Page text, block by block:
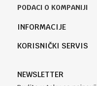
PODACI O KOMPANIJI
Knjižara Kultura
Knjaza Miloša 3A
Telefon (uprava firme
051 303 460
INFORMACIJE
O nama
Kontakt
KORISNIČKI SERVIS
Politika privatnosti
NEWSLETTER